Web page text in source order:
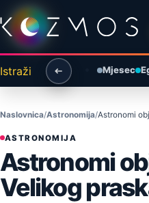
Preskoči na sadržaj
Istraži Mjesec
Naslovnica Astronomija Astronomi
ASTRONOMIJA
Astronomi
Velikog